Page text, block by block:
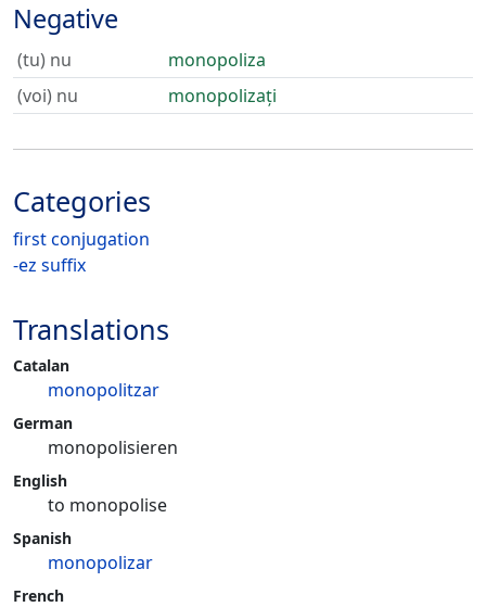
Negative
(tu) nu
monopoliza
(voi) nu
monopolizați
Categories
first conjugation
-ez suffix
Translations
Catalan
monopolitzar
German
monopolisieren
English
to monopolise
Spanish
monopolizar
French